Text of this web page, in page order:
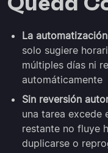
La
solo sugiere
múltiples días ni
automáticamente
Sin reversión
una tarea excede
restante no fluye
duplicarse o